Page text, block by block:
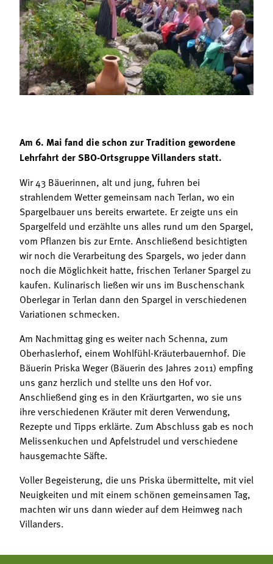
Mitgliedschaft
Landessekretariat
Bäuerliche Buffets
Hofgeschichten
Am 6. Mai fand die schon zur Tradition gewordene
Lehrfahrt der SBO-Ortsgruppe Villanders statt.
Wir 43 Bäuerinnen, alt und jung, fuhren bei
strahlendem Wetter gemeinsam nach Terlan, wo ein
Spargelbauer uns bereits erwartete. Er zeigte uns ein
Spargelfeld und erzählte uns alles rund um den Spargel,
vom Pflanzen bis zur Ernte. Anschließend besichtigten
wir noch die Verarbeitung des Spargels, wo jeder dann
noch die Möglichkeit hatte, frischen Terlaner Spargel zu
kaufen. Kulinarisch ließen wir uns im Buschenschank
Oberlegar in Terlan dann den Spargel in verschiedenen
Variationen schmecken.
Am Nachmittag ging es weiter nach Schenna, zum
Oberhaslerhof, einem Wohlfühl-Kräuterbauernhof. Die
Bäuerin Priska Weger (Bäuerin des Jahres 2011) empfing
uns ganz herzlich und stellte uns den Hof vor.
Anschließend ging es in den Kräurtgarten, wo sie uns
ihre verschiedenen Kräuter mit deren Verwendung,
Rezepte und Tipps erklärte. Zum Abschluss gab es noch
Melissenkuchen und Apfelstrudel und verschiedene
hausgemachte Säfte.
Voller Begeisterung, die uns Priska übermittelte, mit viel
Neuigkeiten und mit einem schönen gemeinsamen Tag,
machten wir uns dann wieder auf dem Heimweg nach
Villanders.